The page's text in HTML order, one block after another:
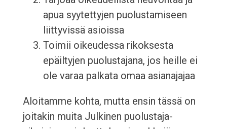
apua syytettyjen puolustamiseen
liittyvissä asioissa
Toimii oikeudessa rikoksesta
epäiltyjen puolustajana, jos heille ei
ole varaa palkata omaa asianajajaa
Aloitamme kohta, mutta ensin tässä on
joitakin muita Julkinen puolustaja-